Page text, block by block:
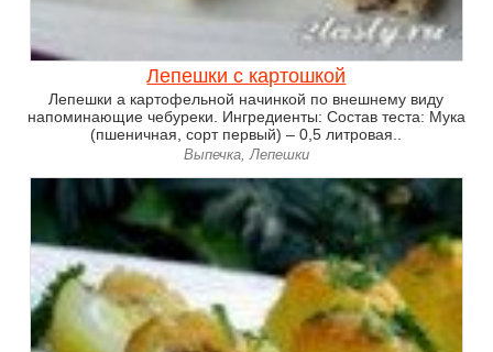
Лепешки с картошкой
Лепешки а картофельной начинкой по внешнему виду
напоминающие чебуреки. Ингредиенты: Состав теста: Мука
(пшеничная, сорт первый) – 0,5 литровая..
Выпечка, Лепешки